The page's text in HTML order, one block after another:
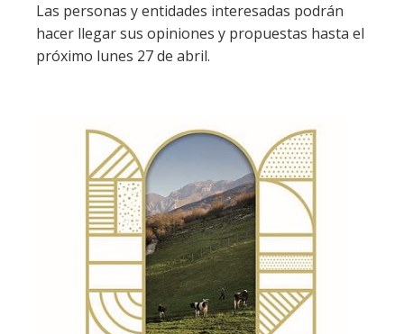
Las personas y entidades interesadas podrán
hacer llegar sus opiniones y propuestas hasta el
próximo lunes 27 de abril.